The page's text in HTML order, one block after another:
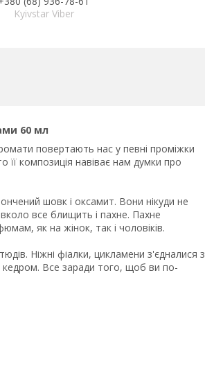
Kyivstar Viber
60 мл
повертають нас у певні проміжки
її композиція навіває нам думки про
шовк і оксамит. Вони нікуди не
все блищить і пахне. Пахне
як на жінок, так і чоловіків.
Ніжні фіалки, цикламени з'єдналися з
кедром. Все заради того, щоб ви по-